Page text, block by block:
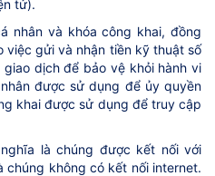
tử).
nhân và khóa công khai, đồng
việc gửi và nhận tiền kỹ thuật số
dịch để bảo vệ khỏi hành vi
được sử dụng để ủy quyền
khai được sử dụng để truy cập
là chúng được kết nối với
chúng không có kết nối internet.